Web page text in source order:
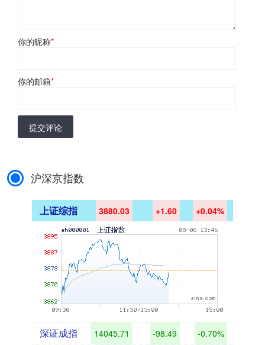
你的昵称*
你的邮箱*
提交评论
沪深京指数
上证综指 3880.03 +1.60 +0.04%
深证成指 14045.71 -98.49 -0.70%